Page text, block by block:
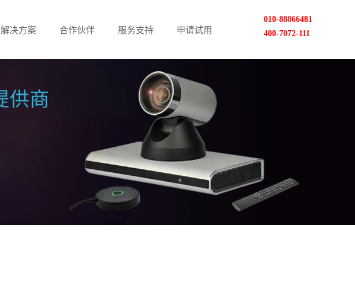
010-88866481
400-7072-111
解决方案 合作伙伴 服务支持 申请试用